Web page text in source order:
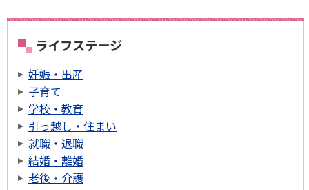
ライフステージ
妊娠・出産
子育て
学校・教育
引っ越し・住まい
就職・退職
結婚・離婚
老後・介護